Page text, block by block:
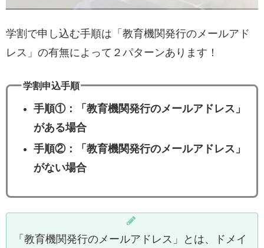
学割で申し込む手順は「教育機関発行のメールアド
レス」の有無によって２パターンあります！
学割申込手順
手順①：「教育機関発行のメールアドレス」
がある場合
手順②：「教育機関発行のメールアドレス」
がない場合
「教育機関発行のメールアドレス」とは、ドメイ